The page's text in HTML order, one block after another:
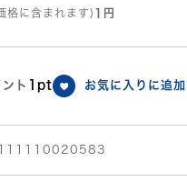
格に含まれます) 1円
ト 1pt お気に入りに追